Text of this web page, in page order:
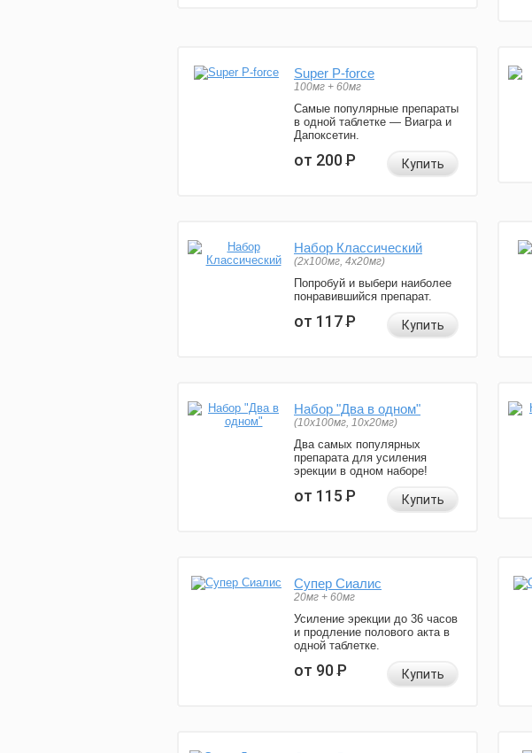
Super P-force
100мг + 60мг
Самые популярные препараты
в одной таблетке — Виагра и
Дапоксетин.
от 200Р Купить
Набор Классический
(2x100мг, 4x20мг)
Попробуй и выбери наиболее
понравившийся препарат.
от 117Р Купить
Набор "Два в одном"
(10x100мг, 10x20мг)
Два самых популярных
препарата для усиления
эрекции в одном наборе!
от 115Р Купить
Супер Сиалис
20мг + 60мг
Усиление эрекции до 36 часов
и продление полового акта в
одной таблетке.
от 90Р Купить